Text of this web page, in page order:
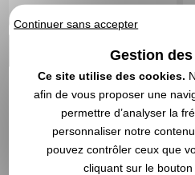
A partir de13,92 CHFHT|
15,16 €
Continuer sans accepter
Gestion
Ce site utilise des cookies.
afin de vous proposer une
permettre d’analyser la
personnaliser notre
pouvez contrôler ceux que
cliquant sur le bouton